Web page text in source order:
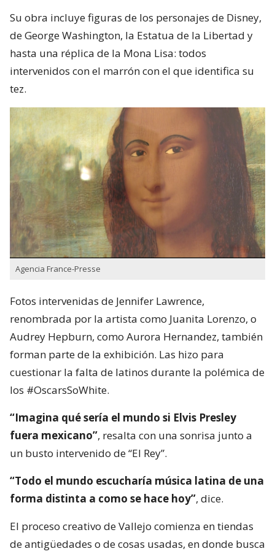
Su obra incluye figuras de los personajes de Disney,
de George Washington, la Estatua de la Libertad y
hasta una réplica de la Mona Lisa: todos
intervenidos con el marrón con el que identifica su
tez.
Agencia France-Presse
Fotos intervenidas de Jennifer Lawrence,
renombrada por la artista como Juanita Lorenzo, o
Audrey Hepburn, como Aurora Hernandez, también
forman parte de la exhibición. Las hizo para
cuestionar la falta de latinos durante la polémica de
los #OscarsSoWhite.
“Imagina qué sería el mundo si Elvis Presley
fuera mexicano”, resalta con una sonrisa junto a
un busto intervenido de “El Rey”.
“Todo el mundo escucharía música latina de una
forma distinta a como se hace hoy”, dice.
El proceso creativo de Vallejo comienza en tiendas
de antigüedades o de cosas usadas, en donde busca